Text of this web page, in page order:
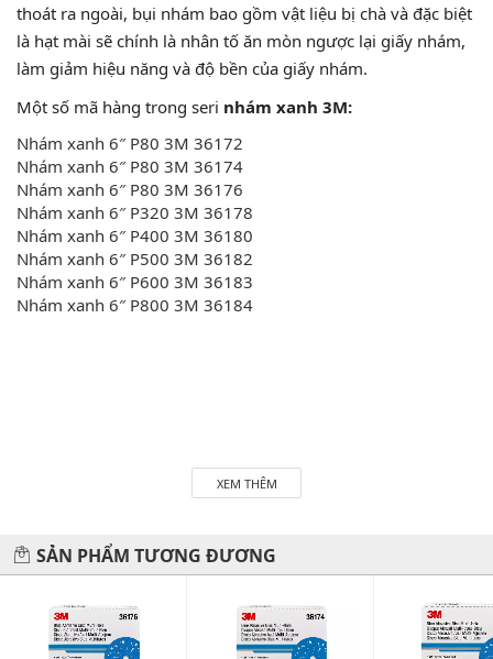
thoát ra ngoài, bụi nhám bao gồm vật liệu bị chà và đặc biệt
là hạt mài sẽ chính là nhân tố ăn mòn ngược lại giấy nhám,
làm giảm hiệu năng và độ bền của giấy nhám.
Một số mã hàng trong seri nhám xanh 3M:
Nhám xanh 6″ P80 3M 36172
Nhám xanh 6″ P80 3M 36174
Nhám xanh 6″ P80 3M 36176
Nhám xanh 6″ P320 3M 36178
Nhám xanh 6″ P400 3M 36180
Nhám xanh 6″ P500 3M 36182
Nhám xanh 6″ P600 3M 36183
Nhám xanh 6″ P800 3M 36184
XEM THÊM
SẢN PHẨM TƯƠNG ĐƯƠNG